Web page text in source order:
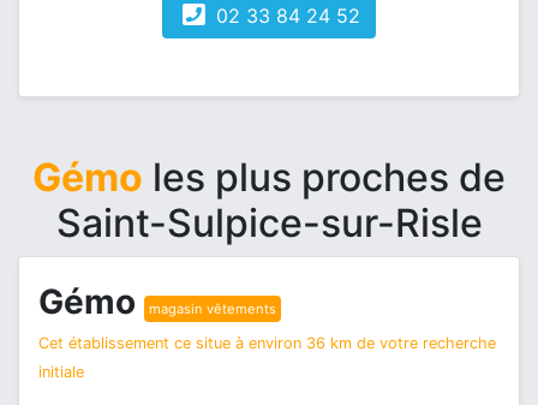
02 33 84 24 52
Gémo les plus proches de
Saint-Sulpice-sur-Risle
Gémo magasin vêtements
Cet établissement ce situe à environ 36 km de votre recherche
initiale